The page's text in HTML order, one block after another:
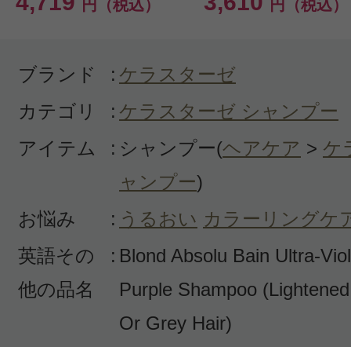
カラーのもちを期待しつつ使い続け
投稿日：2020年09月
M 様／40代前半
感じた効能：カラーリングケア
購入品：BL バン ブロンド アブソリ
今まで使用した紫シャンプーは濃
が、こちらは濃い紫でした。色味に
円（税込） 円（税込）
ブランド : ケラスターゼ
カテゴリ
: ケラスターゼ シャンプー
アイテム
: シャンプー(ヘアケア > ケ
ャンプー)
お悩み
: うるおい カラーリングケ
英語その
他の品名
: Blond Absolu Bain Ultra-
Purple Shampoo
Or Grey Hair)